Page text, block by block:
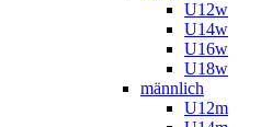
U12w
U14w
U16w
U18w
männlich
U12m